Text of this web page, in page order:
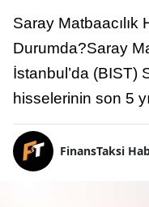
Saray Matbaacılık
Durumda?Saray
İstanbul’da (BIST)
hisselerinin son 5
FinansTaksi